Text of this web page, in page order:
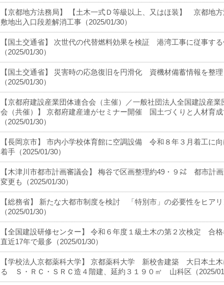
【京都地方法務局】 【土木一式Ｄ等級以上、又はほ装】 京都地
敷地出入口段差解消工事（2025/01/30）
【国土交通省】 次世代の代替燃料効果を検証 港湾工事に従事す
（2025/01/30）
【国土交通省】 災害時の応急復旧を円滑化 資機材備蓄情報を整
（2025/01/30）
【京都府建設産業団体連合会（主催）／一般社団法人全国建設産業
会（共催）】 京都府建産連がセミナー開催 国土づくりと人材育
（2025/01/30）
【長岡京市】 市内小学校体育館に空調設備 令和８年３月着工に
着手（2025/01/30）
【木津川市都市計画審議会】 梅谷で区画整理約49・９㌶ 都市計
変更も（2025/01/30）
【総務省】 新たな大都市制度を検討 「特別市」の必要性をヒア
（2025/01/30）
【全国建設研修センター】 令和６年度１級土木の第２次検定 合格
直近17年で最多（2025/01/30）
【学校法人京都薬科大学】 京都薬科大学 新校舎建築 大日本土木
る Ｓ・ＲＣ・ＳＲＣ造４階建、延約３１９０㎡ 山科区（2025/01/